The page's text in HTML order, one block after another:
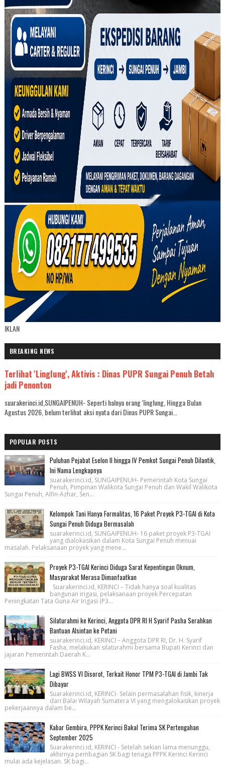
IKLAN
BREAKING NEWS
Terlihat 'Linglung', Aktivis : Dinas PUPR Sungai Penuh Betah
jadi Penonton
suarakerinci.id,SUNGAIPENUH- Seperti halnya orang 'linglung, Hingga Bulan
Agustus 2026, belum terlihat aksi nyata dari Dinas PUPR Sungai...
POPULAR POSTS
Puluhan Pejabat Eselon II hingga IV Pemkot Sungai Penuh Dilantik,
Ini Nama Lengkapnya
suarakerinci.id, SUNGAIPENUH- Pemerintah Kota Sungai
Penuh, Pimpinan Walikota Sungai Penuh dan Wakil Walikota
Sungai Penuh, Alfin-Azhar, Sen...
Kelompok Tani Hanya Formalitas, 16 Paket Proyek P3-TGAI di Kota
Sungai Penuh Diduga Bermasalah
suarakerinci.id, SUNGAIPENUH- 16 paket proyek P3-TGAI
yang dialokasikan dalam Kota Sungai Penuh menuai
masalah. Pelaksanaan proyek yang mene...
Proyek P3-TGAI Kerinci Diduga Sarat Kepentingan Oknum,
Masyarakat Merasa Dimanfaatkan
Suarakerinci.id, KERINCI – Tidak hanya soal kualitas
bangunan irigasi, pelaksanaan proyek Percepatan
Peningkatan Tata Guna Air Irigasi (P3...
Silaturahmi ke Kerinci, Anggota DPR RI H Syarif Pasha Serahkan
Bantuan Alsintan ke Petani
suarakerinci.id, KERINCI – Anggota DPR RI, Dr. H. Syarif
Fasha, melakukan silaturahmi bersama Bupati Kerinci dan
jajaran Pemerintah Daerah K...
Lagi BWSS VI Disorot, Terkait Honor TPM P3-TGAI di Jambi Tak
Dibayar
Suarakerinci.id, KERINCI- Selain permasalahan fisik, kinerja
dari Balai Wilayah Sumatera VI yang mengalokasikan proyek
pekerjaannya dalam be...
Kabar Gembira, PPPK Kerinci Bakal Terima SK Pertengahan
September 2025
Suarakerinci.id, KERINCI - Setelah sekian lama menunggu,
akhirnya pembagian SK bagi tenaga PPPK Kerinci Kerinci
mulai ada kejelasan. SK bagi...